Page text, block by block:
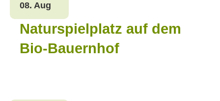
Naturspielplatz auf dem
Bio-Bauernhof
08. Aug